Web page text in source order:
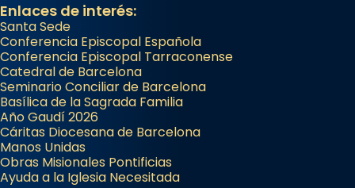
Enlaces de interés:
Santa Sede
Conferencia Episcopal Española
Conferencia Episcopal Tarraconense
Catedral de Barcelona
Seminario Conciliar de Barcelona
Basílica de la Sagrada Familia
Año Gaudí 2026
Cáritas Diocesana de Barcelona
Manos Unidas
Obras Misionales Pontificias
Ayuda a la Iglesia Necesitada